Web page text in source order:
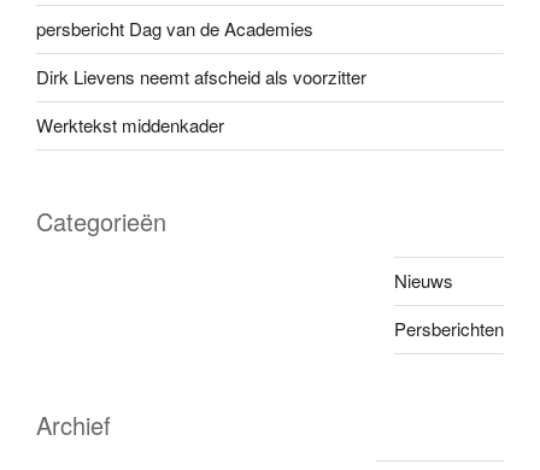
persbericht Dag van de Academies
Dirk Lievens neemt afscheid als voorzitter
Werktekst middenkader
Categorieën
Nieuws
Persberichten
Archief